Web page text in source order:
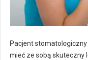
Pacjent
mieć ze sobą skuteczny